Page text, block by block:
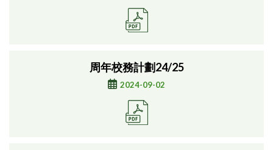
周年校務計劃24/25
2024-09-02